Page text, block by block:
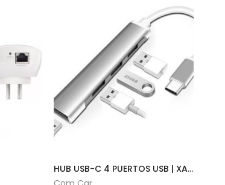
HUB USB-C 4 PUERTOS USB | XAEA